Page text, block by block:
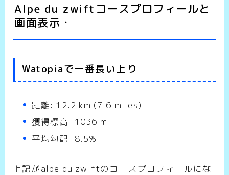
Alpe du zwiftコースプロフィールと
画面表示・
Watopiaで一番長い上り
距離: 12.2 km (7.6 miles)
獲得標高: 1036 m
平均勾配: 8.5%
上記がalpe du zwiftのコースプロフィールにな